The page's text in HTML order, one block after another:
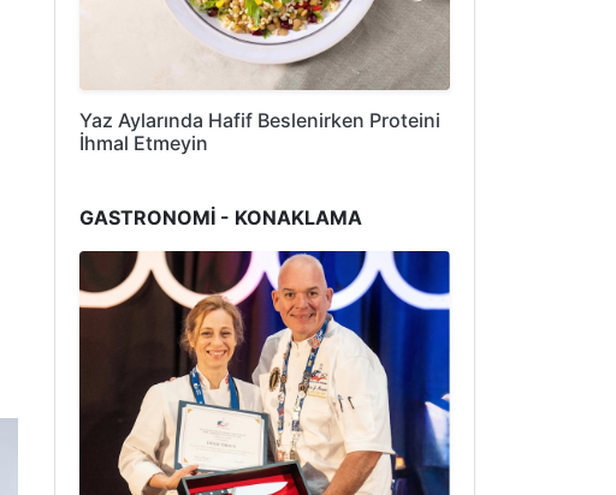
Yaz Aylarında Hafif Beslenirken Proteini
İhmal Etmeyin
GASTRONOMİ - KONAKLAMA